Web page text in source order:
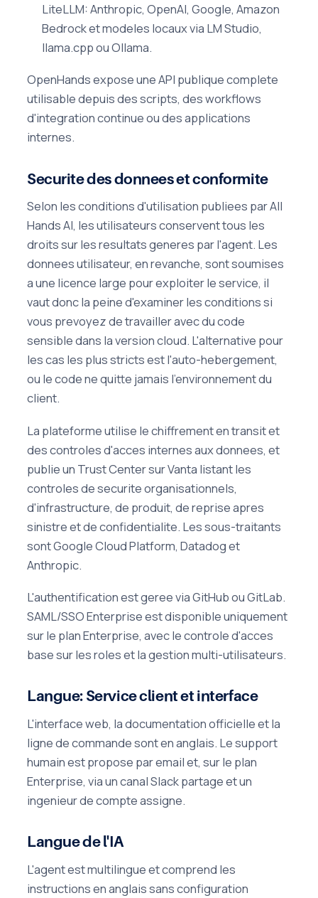
LiteLLM: Anthropic, OpenAI, Google, Amazon
Bedrock et modeles locaux via LM Studio,
llama.cpp ou Ollama.
OpenHands expose une API publique complete
utilisable depuis des scripts, des workflows
d'integration continue ou des applications
internes.
Securite des donnees et conformite
Selon les conditions d'utilisation publiees par All
Hands AI, les utilisateurs conservent tous les
droits sur les resultats generes par l'agent. Les
donnees utilisateur, en revanche, sont soumises
a une licence large pour exploiter le service, il
vaut donc la peine d'examiner les conditions si
vous prevoyez de travailler avec du code
sensible dans la version cloud. L'alternative pour
les cas les plus stricts est l'auto-hebergement,
ou le code ne quitte jamais l'environnement du
client.
La plateforme utilise le chiffrement en transit et
des controles d'acces internes aux donnees, et
publie un Trust Center sur Vanta listant les
controles de securite organisationnels,
d'infrastructure, de produit, de reprise apres
sinistre et de confidentialite. Les sous-traitants
sont Google Cloud Platform, Datadog et
Anthropic.
L'authentification est geree via GitHub ou GitLab.
SAML/SSO Enterprise est disponible uniquement
sur le plan Enterprise, avec le controle d'acces
base sur les roles et la gestion multi-utilisateurs.
Langue: Service client et interface
L'interface web, la documentation officielle et la
ligne de commande sont en anglais. Le support
humain est propose par email et, sur le plan
Enterprise, via un canal Slack partage et un
ingenieur de compte assigne.
Langue de l'IA
L'agent est multilingue et comprend les
instructions en anglais sans configuration